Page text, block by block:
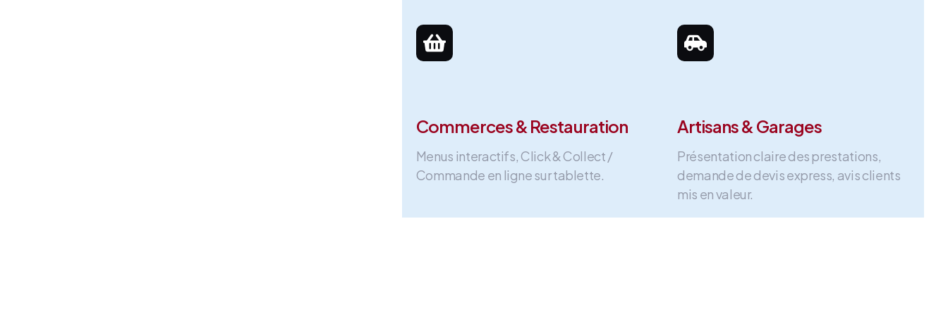
Commerces & Restauration
Menus interactifs, Click & Collect /
Commande en ligne sur tablette.
Artisans & Garages
Présentation claire des prestations,
demande de devis express, avis clients
mis en valeur.